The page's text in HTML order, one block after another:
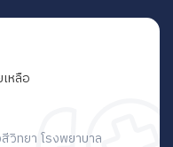
หลือ
วิทยา โรงพยาบาล